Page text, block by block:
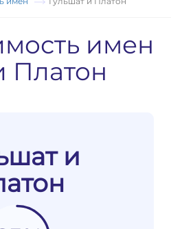
имен
Платон
и